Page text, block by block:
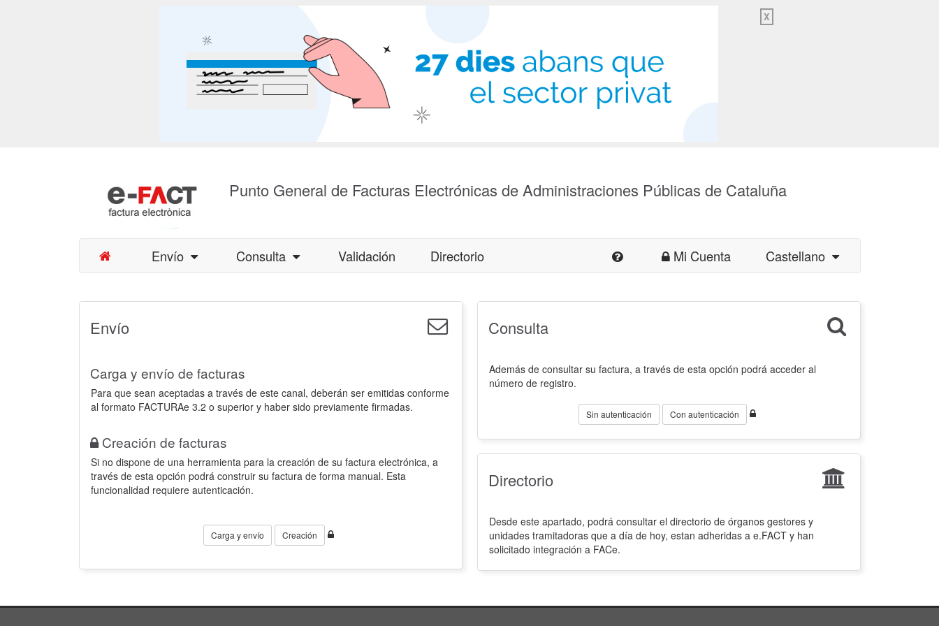
X
Punto General de Facturas Electrónicas de Administraciones Públicas de Cataluña
Envío Consulta Validación Directorio Mi Cuenta Castellano
Envío
Carga y envío de facturas
Para que sean aceptadas a través de este canal, deberán ser emitidas conforme
al formato FACTURAe 3.2 o superior y haber sido previamente firmadas.
Creación de facturas
Si no dispone de una herramienta para la creación de su factura electrónica, a
través de esta opción podrá construir su factura de forma manual. Esta
funcionalidad requiere autenticación.
Carga y envío Creación
Consulta
Además de consultar su factura, a través de esta opción podrá acceder al
número de registro.
Sin autenticación Con autenticación
Directorio
Desde este apartado, podrá consultar el directorio de órganos gestores y
unidades tramitadoras que a día de hoy, estan adheridas a e.FACT y han
solicitado integración a FACe.